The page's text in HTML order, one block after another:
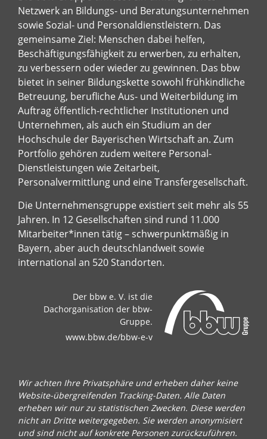
Netzwerk an Bildungs- und Beratungsunternehmen
sowie Sozial- und Personaldienstleistern. Das
gemeinsame Ziel: Menschen dabei helfen,
Beschäftigungsfähigkeit zu erwerben, zu erhalten,
zu verbessern oder wieder zu gewinnen. Das bbw
bietet in seiner Bildungskette sowohl frühkindliche
Betreuung, berufliche Aus- und Weiterbildung im
Auftrag öffentlich-rechtlicher Institutionen und
Unternehmen, als auch ein Studium an der
Hochschule der Bayerischen Wirtschaft an. Zum
Portfolio gehören zudem weitere Personal-
Dienstleistungen wie Zeitarbeit,
Personalvermittlung und eine Transfergesellschaft.
Die Unternehmensgruppe existiert seit mehr als 55
Jahren. In 12 Gesellschaften sind rund 11.000
Mitarbeiter*innen tätig – schwerpunktmäßig in
Bayern, aber auch deutschlandweit sowie
international an 520 Standorten.
Der bbw e. V. ist die
Dachorganisation der bbw-
Gruppe.
www.bbw.de/bbw-e-v
Wir achten Ihre Privatsphäre und erheben daher keine
Website-übergreifenden Tracking-Daten. Alle Daten
erheben wir nur zu statistischen Zwecken. Diese werden
nicht an Dritte weitergegeben. Sie werden anonymisiert
und sind nicht auf konkrete Personen zurückzuführen.